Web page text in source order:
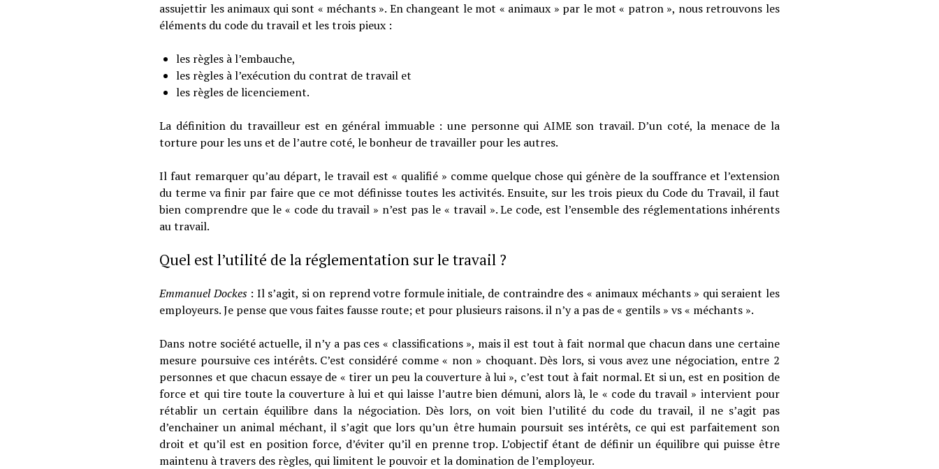
assujettir les animaux qui sont « méchants ». En changeant le mot « animaux » par le mot « patron », nous retrouvons les
éléments du code du travail et les trois pieux :
les règles à l’embauche,
les règles à l’exécution du contrat de travail et
les règles de licenciement.
La définition du travailleur est en général immuable : une personne qui AIME son travail. D’un coté, la menace de la
torture pour les uns et de l’autre coté, le bonheur de travailler pour les autres.
Il faut remarquer qu’au départ, le travail est « qualifié » comme quelque chose qui génère de la souffrance et l’extension
du terme va finir par faire que ce mot définisse toutes les activités. Ensuite, sur les trois pieux du Code du Travail, il faut
bien comprendre que le « code du travail » n’est pas le « travail ». Le code, est l’ensemble des réglementations inhérents
au travail.
Quel est l’utilité de la réglementation sur le travail ?
Emmanuel Dockes : Il s’agit, si on reprend votre formule initiale, de contraindre des « animaux méchants » qui seraient les
employeurs. Je pense que vous faites fausse route; et pour plusieurs raisons. il n’y a pas de « gentils » vs « méchants ».
Dans notre société actuelle, il n’y a pas ces « classifications », mais il est tout à fait normal que chacun dans une certaine
mesure poursuive ces intérêts. C’est considéré comme « non » choquant. Dès lors, si vous avez une négociation, entre 2
personnes et que chacun essaye de « tirer un peu la couverture à lui », c’est tout à fait normal. Et si un, est en position de
force et qui tire toute la couverture à lui et qui laisse l’autre bien démuni, alors là, le « code du travail » intervient pour
rétablir un certain équilibre dans la négociation. Dès lors, on voit bien l’utilité du code du travail, il ne s’agit pas
d’enchainer un animal méchant, il s’agit que lors qu’un être humain poursuit ses intérêts, ce qui est parfaitement son
droit et qu’il est en position force, d’éviter qu’il en prenne trop. L’objectif étant de définir un équilibre qui puisse être
maintenu à travers des règles, qui limitent le pouvoir et la domination de l’employeur.